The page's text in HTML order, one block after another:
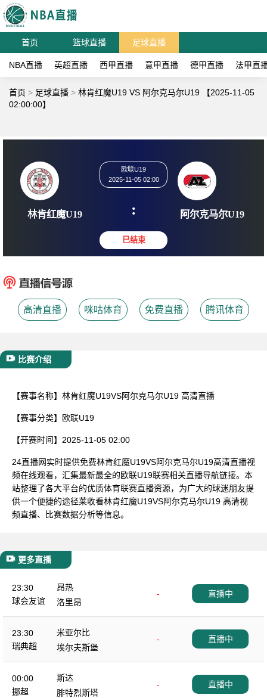
首页 篮球直播 足球直播
NBA直播 英超直播 西甲直播 意甲直播 德甲直播 法甲直
首页 > 足球直播 > 林肯红魔U19 VS 阿尔克马尔U19 【2025-11-05
02:00:00】
2025-11-05 02:00
:
高清直播 咪咕体育 免费直播 腾讯体育
比赛介绍
【赛事名称】 林肯红魔U19VS阿尔克马尔U19 高清直播
【赛事分类】 欧联U19
【开赛时间】 2025-11-05 02:00
24直播网实时提供免费林肯红魔U19VS阿尔克马尔U19高清直播视
频在线观看，汇集最新最全的欧联U19联赛相关直播导航链接。本
站整理了各大平台的优质体育联赛直播资源，为广大的球迷朋友提
供一个便捷的途径莱收看林肯红魔U19VS阿尔克马尔U19 高清视
频直播、比赛数据分析等信息。
更多直播
23:30
球会友谊
昂热
-
洛里昂
直播中
23:30
瑞典超
米亚尔比
-
埃尔夫斯堡
直播中
00:00
挪超
斯达
-
腓特烈斯塔
直播中